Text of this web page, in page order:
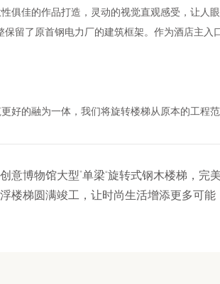
俱佳的作品打造，灵动的视觉直观感受，让人
保留了原首钢电力厂的建筑框架。作为酒店主
好的融为一体，我们将旋转楼梯从原本的工程
意博物馆大型”单梁“旋转式钢木楼梯，完
楼梯圆满竣工，让时尚生活增添更多可能